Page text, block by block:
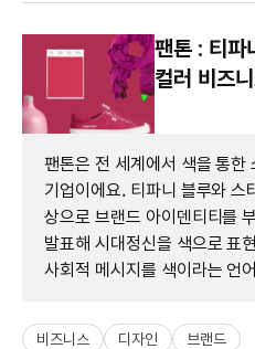
팬톤 : 티파
컬러 비즈
팬톤은 전 세계에서 색을 통한
기업이에요. 티파니 블루와 스
상으로 브랜드 아이덴티티를
발표해 시대정신을 색으로 표
사회적 메시지를 색이라는 언
비즈니스 디자인 브랜드